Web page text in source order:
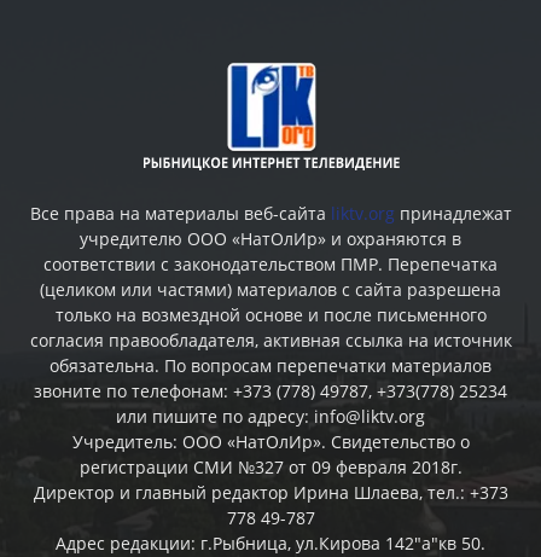
Все права на материалы веб-сайта liktv.org принадлежат
учредителю ООО «НатОлИр» и охраняются в
соответствии с законодательством ПМР. Перепечатка
(целиком или частями) материалов c сайта разрешена
только на возмездной основе и после письменного
согласия правообладателя, активная ссылка на источник
обязательна. По вопросам перепечатки материалов
звоните по телефонам: +373 (778) 49787, +373(778) 25234
или пишите по адресу: info@liktv.org
Учредитель: ООО «НатОлИр». Свидетельство о
регистрации СМИ №327 от 09 февраля 2018г.
Директор и главный редактор Ирина Шлаева, тел.: +373
778 49-787
Адрес редакции: г.Рыбница, ул.Кирова 142"а"кв 50.